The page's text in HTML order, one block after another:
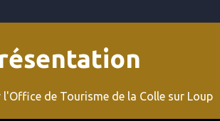
l'Office de Tourisme de la Colle sur Loup